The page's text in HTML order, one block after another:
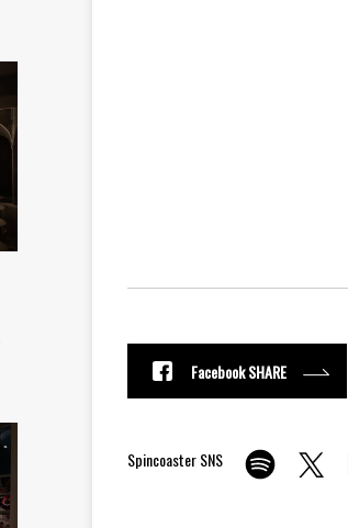
Facebook SHARE
Spincoaster SNS